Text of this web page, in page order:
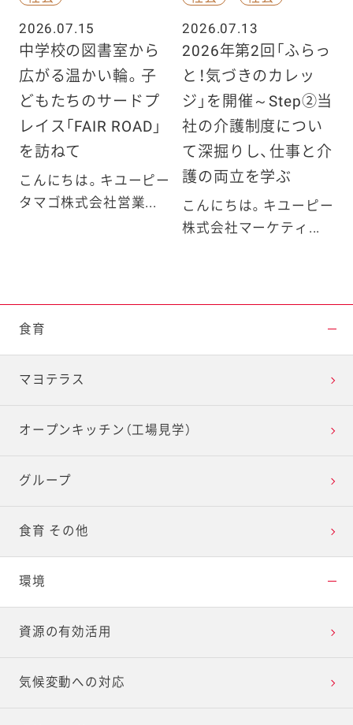
2026.07.15
中学校の図書室から
広がる温かい輪。子
どもたちのサードプ
レイス「FAIR ROAD」
を訪ねて
こんにちは。キユーピー
タマゴ株式会社営業...
2026.07.13
2026年第2回「ふらっ
と！気づきのカレッ
ジ」を開催～Step②当
社の介護制度につい
て深掘りし、仕事と介
護の両立を学ぶ
こんにちは。キユーピー
株式会社マーケティ...
食育
マヨテラス
オープンキッチン（工場見学）
グループ
食育 その他
環境
資源の有効活用
気候変動への対応